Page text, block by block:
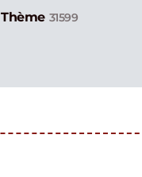
Thème 31599